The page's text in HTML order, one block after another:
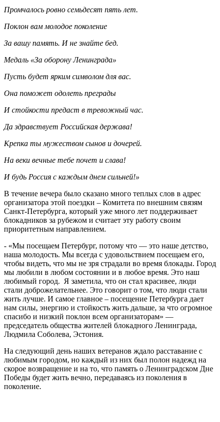
Промчалось ровно семьдесят пять лет.
Поклон вам молодое поколение
За вашу память. И не знайте бед.
Медаль «За оборону Ленинграда»
Пусть будет ярким символом для вас.
Она поможет одолеть преграды
И стойкости предаст в тревожный час.
Да здравствует Российская держава!
Крепка ты мужеством сынов и дочерей.
На веки вечные тебе почет и слава!
И будь Россия с каждым днем сильней!»
В течение вечера было сказано много теплых слов в адрес
организатора этой поездки – Комитета по внешним связям
Санкт-Петербурга, который уже много лет поддерживает
блокадников за рубежом и считает эту работу своим
приоритетным направлением.
- «Мы посещаем Петербург, потому что — это наше детство,
наша молодость. Мы всегда с удовольствием посещаем его,
чтобы видеть, что мы не зря страдали во время блокады. Город
мы любили в любом состоянии и в любое время. Это наш
любимый город. Я заметила, что он стал красивее, люди
стали доброжелательнее. Это говорит о том, что люди стали
жить лучше. И самое главное – посещение Петербурга дает
нам силы, энергию и стойкость жить дальше, за что огромное
спасибо и низкий поклон всем организаторам» —
председатель общества жителей блокадного Ленинграда,
Людмила Соболева, Эстония.
На следующий день наших ветеранов ждало расставание с
любимым городом, но каждый из них был полон надежд на
скорое возвращение и на то, что память о Ленинградском Дне
Победы будет жить вечно, передаваясь из поколения в
поколение.